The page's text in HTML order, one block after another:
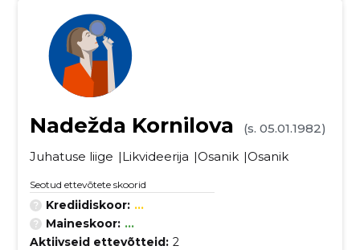
Nadežda Kornilova
(s. 05.01.1982)
Juhatuse liige
Likvideerija Osanik Osanik
Seotud ettevõtete skoorid
Krediidiskoor: ...
Maineskoor: ...
Aktiivseid ettevõtteid: 2